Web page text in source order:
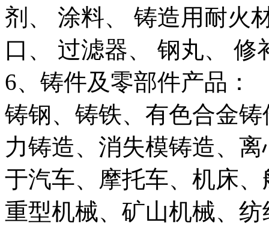
剂、 涂料、 铸造用耐火
口、 过滤器、 钢丸、 修
6、铸件及零部件产品：
铸钢、铸铁、有色合金
力铸造、消失模铸造、
于汽车、摩托车、机床
重型机械、矿山机械、